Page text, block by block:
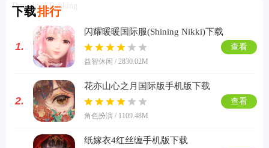
下载排行
Download Ranking
1.
闪耀暖暖国际服(Shining Nikki)下载
益智休闲 / 2830.02M
查看
2.
花亦山心之月国际版手机版下载
角色扮演 / 1109.48M
查看
纸嫁衣4红丝缠手机版下载